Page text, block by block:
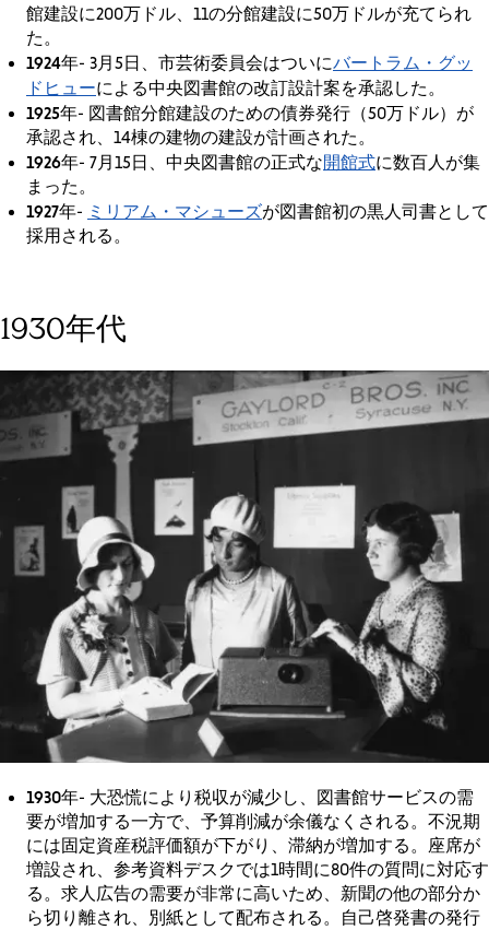
館建設に200万ドル、11の分館建設に50万ドルが充てられ
た。
1924年- 3月5日、市芸術委員会はついにバートラム・グッ
ドヒューによる中央図書館の改訂設計案を承認した。
1925年- 図書館分館建設のための債券発行（50万ドル）が
承認され、14棟の建物の建設が計画された。
1926年- 7月15日、中央図書館の正式な開館式に数百人が集
まった。
1927年- ミリアム・マシューズが図書館初の黒人司書として
採用される。
1930年代
1930年- 大恐慌により税収が減少し、図書館サービスの需
要が増加する一方で、予算削減が余儀なくされる。不況期
には固定資産税評価額が下がり、滞納が増加する。座席が
増設され、参考資料デスクでは1時間に80件の質問に対応す
る。求人広告の需要が非常に高いため、新聞の他の部分か
ら切り離され、別紙として配布される。自己啓発書の発行